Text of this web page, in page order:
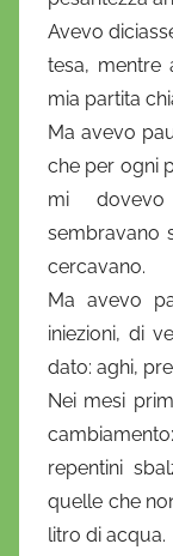
Avevo
tesa, mentre
mia partita
Ma avevo
che per ogni
mi
sembravano
cercavano.
Ma avevo
iniezioni, di
dato: aghi,
Nei mesi
repentini
quelle che
litro di acqua.